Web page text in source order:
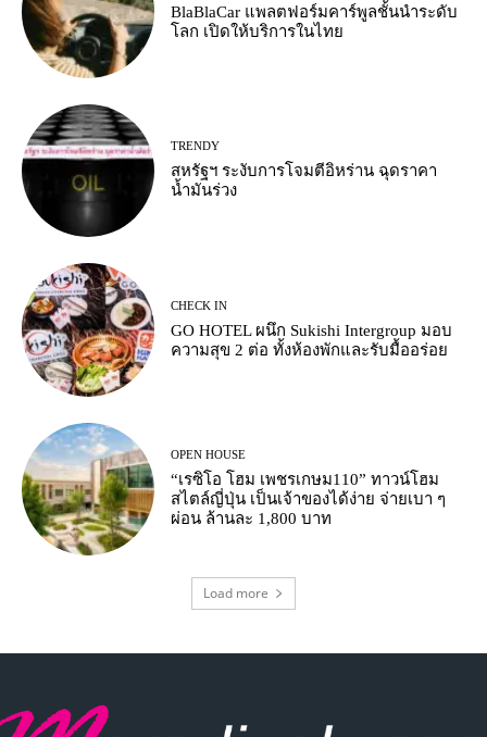
BlaBlaCar แพลตฟอร์มคาร์พูลชั้นนำระดับ
โลก เปิดให้บริการในไทย
TRENDY
สหรัฐฯ ระงับการโจมตีอิหร่าน ฉุดราคา
น้ำมันร่วง
CHECK IN
GO HOTEL ผนึก Sukishi Intergroup มอบ
ความสุข 2 ต่อ ทั้งห้องพักและรับมื้ออร่อย
OPEN HOUSE
“เรซิโอ โฮม เพชรเกษม110” ทาวน์โฮม
สไตล์ญี่ปุ่น เป็นเจ้าของได้ง่าย จ่ายเบา ๆ
ผ่อน ล้านละ 1,800 บาท
Load more